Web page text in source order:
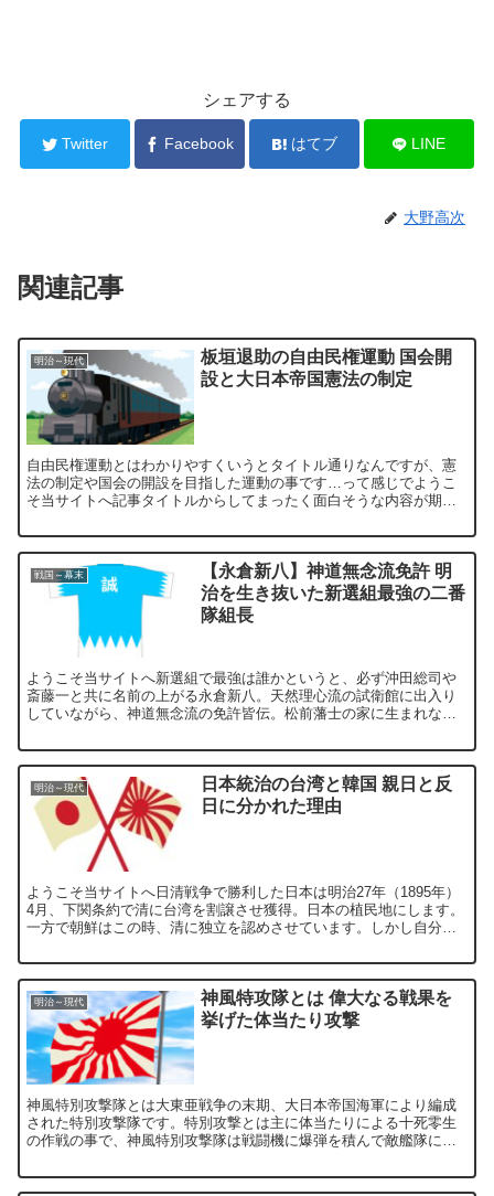
シェアする
Twitter Facebook はてブ LINE
大野高次
関連記事
明治～現代
板垣退助の自由民権運動 国会開
設と大日本帝国憲法の制定
自由民権運動とはわかりやすくいうとタイトル通りなんですが、憲
法の制定や国会の開設を目指した運動の事です…って感じでようこ
そ当サイトへ記事タイトルからしてまったく面白そうな内容が期待
そ...
戦国～幕末
【永倉新八】神道無念流免許 明
治を生き抜いた新選組最強の二番
隊組長
ようこそ当サイトへ新選組で最強は誰かというと、必ず沖田総司や
斎藤一と共に名前の上がる永倉新八。天然理心流の試衛館に出入り
していながら、神道無念流の免許皆伝。松前藩士の家に生まれなが
な...
明治～現代
日本統治の台湾と韓国 親日と反
日に分かれた理由
ようこそ当サイトへ日清戦争で勝利した日本は明治27年（1895年）
4月、下関条約で清に台湾を割譲させ獲得。日本の植民地にします。
一方で朝鮮はこの時、清に独立を認めさせています。しかし自分た
明治～現代
神風特攻隊とは 偉大なる戦果を
挙げた体当たり攻撃
神風特別攻撃隊とは大東亜戦争の末期、大日本帝国海軍により編成
された特別攻撃隊です。特別攻撃とは主に体当たりによる十死零生
の作戦の事で、神風特別攻撃隊は戦闘機に爆弾を積んで敵艦隊に突
攻...